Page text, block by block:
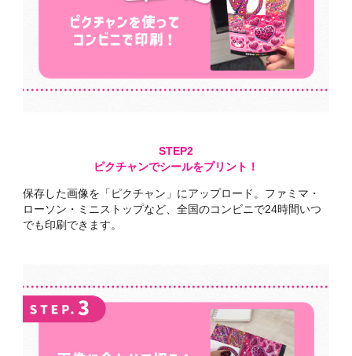
ピクチャンでシールをプリント！
保存した画像を 「ピクチャン」にアップロード。 ファミマ・
ローソン・ミニストップなど、 全国のコンビニで24時間いつ
でも印刷できます。